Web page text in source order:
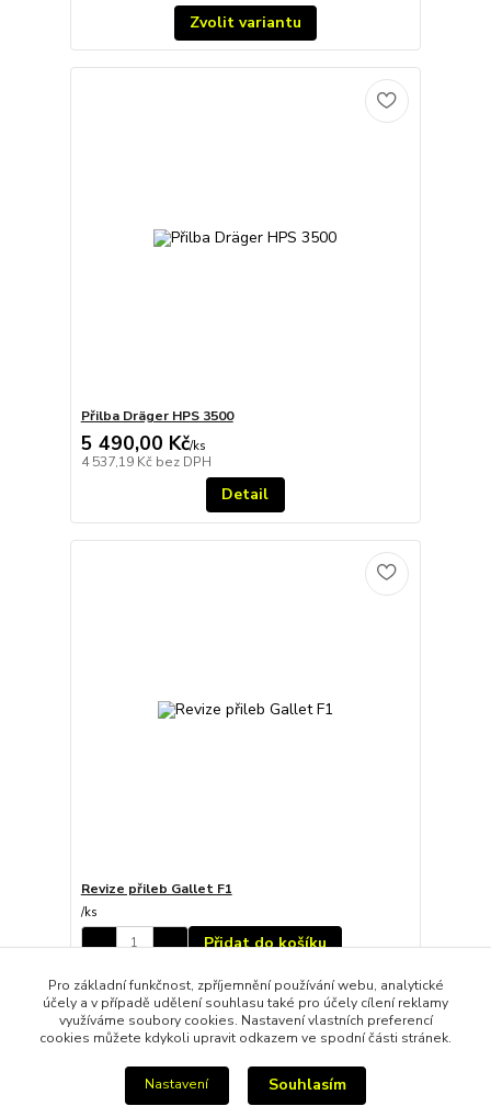
Zvolit variantu
Přilba Dräger HPS 3500
5 490,00 Kč/ks
4 537,19 Kč bez DPH
Detail
Revize přileb Gallet F1
/ks
Přidat do košíku
strana z 1
Pro základní funkčnost, zpříjemnění používání webu, analytické
účely a v případě udělení souhlasu také pro účely cílení reklamy
využíváme soubory cookies. Nastavení vlastních preferencí
cookies můžete kdykoli upravit odkazem ve spodní části stránek.
Nastavení Souhlasím